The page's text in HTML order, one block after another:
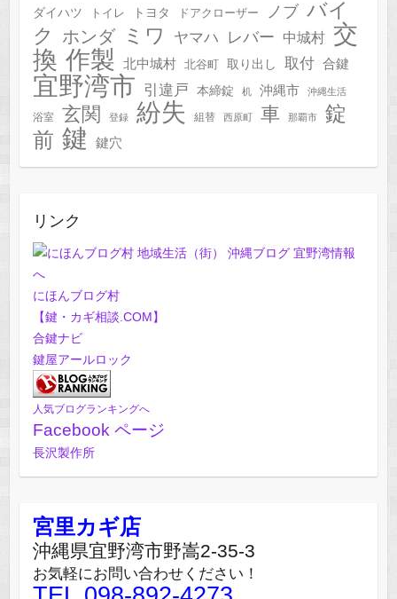
ダイハツ
トイレ トヨタ ドアクローザー ノブ バイ
ク
ホンダ ミワ ヤマハ レバー 中城村 交
換 作製 北中城村 北谷町 取り出し 取付 合鍵
宜野湾市 引違戸 本締錠 机 沖縄市 沖縄生活
浴室 玄関 登録 紛失 組替 西原町 車 那覇市
錠
前 鍵 鍵穴
リンク
にほんブログ村
【鍵・カギ相談.COM】
合鍵ナビ
鍵屋アールロック
人気ブログランキングへ
Facebook ページ
長沢製作所
宮里カギ店
沖縄県宜野湾市野嵩2-35-3
お気軽にお問い合わせください！